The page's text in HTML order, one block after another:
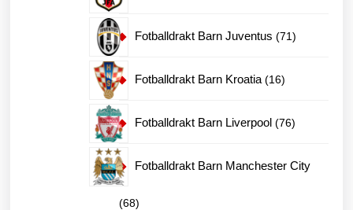
Fotballdrakt Barn Juventus 7171
Fotballdrakt Barn Kroatia 1616
Fotballdrakt Barn Liverpool 7676
Fotballdrakt Barn Manchester City
6868